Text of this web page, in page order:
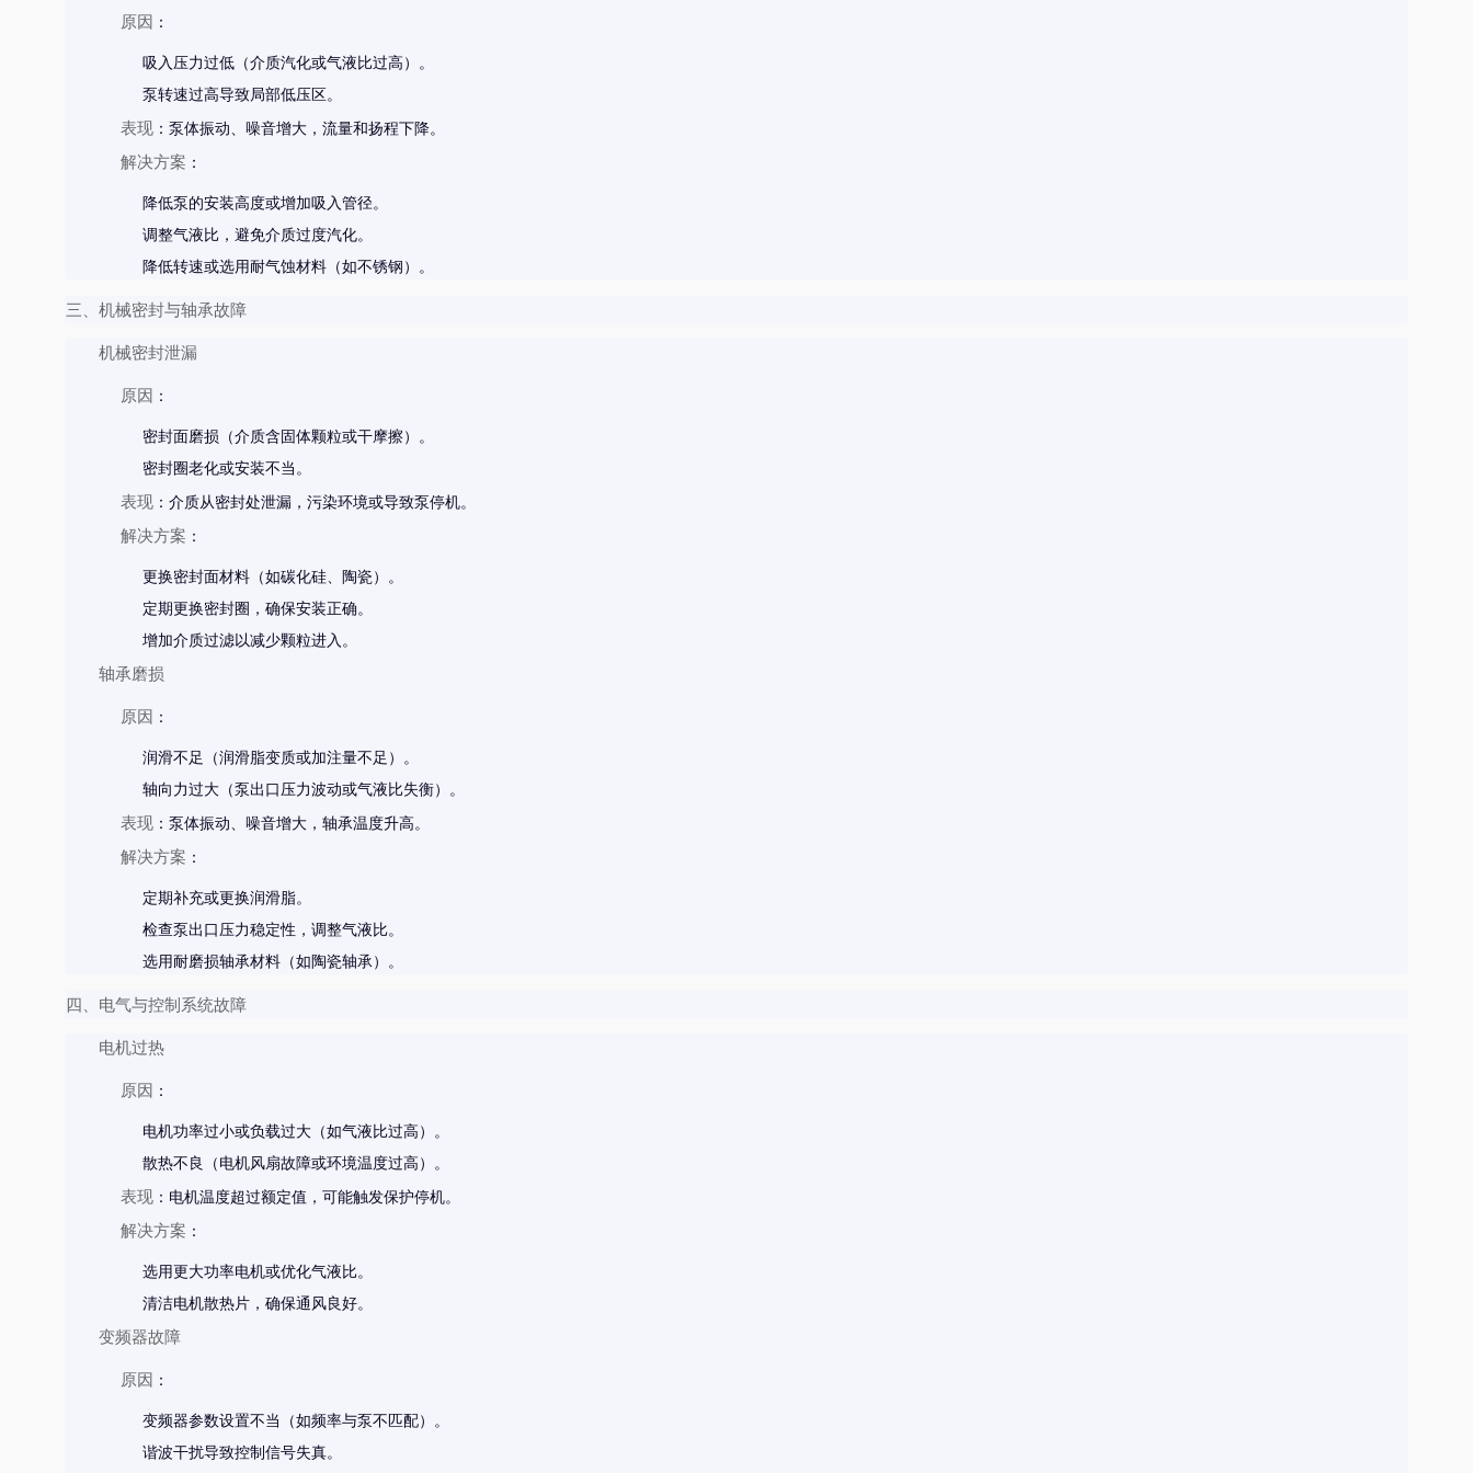
原因 ：
吸入压力过低（介质汽化或气液比过高）。
泵转速过高导致局部低压区。
表现 ：泵体振动、噪音增大，流量和扬程下降。
解决方案 ：
降低泵的安装高度或增加吸入管径。
调整气液比，避免介质过度汽化。
降低转速或选用耐气蚀材料（如不锈钢）。
三、机械密封与轴承故障
机械密封泄漏
原因 ：
密封面磨损（介质含固体颗粒或干摩擦）。
密封圈老化或安装不当。
表现 ：介质从密封处泄漏，污染环境或导致泵停机。
解决方案 ：
更换密封面材料（如碳化硅、陶瓷）。
定期更换密封圈，确保安装正确。
增加介质过滤以减少颗粒进入。
轴承磨损
原因 ：
润滑不足（润滑脂变质或加注量不足）。
轴向力过大（泵出口压力波动或气液比失衡）。
表现 ：泵体振动、噪音增大，轴承温度升高。
解决方案 ：
定期补充或更换润滑脂。
检查泵出口压力稳定性，调整气液比。
选用耐磨损轴承材料（如陶瓷轴承）。
四、电气与控制系统故障
电机过热
原因 ：
电机功率过小或负载过大（如气液比过高）。
散热不良（电机风扇故障或环境温度过高）。
表现 ：电机温度超过额定值，可能触发保护停机。
解决方案 ：
选用更大功率电机或优化气液比。
清洁电机散热片，确保通风良好。
变频器故障
原因 ：
变频器参数设置不当（如频率与泵不匹配）。
谐波干扰导致控制信号失真。